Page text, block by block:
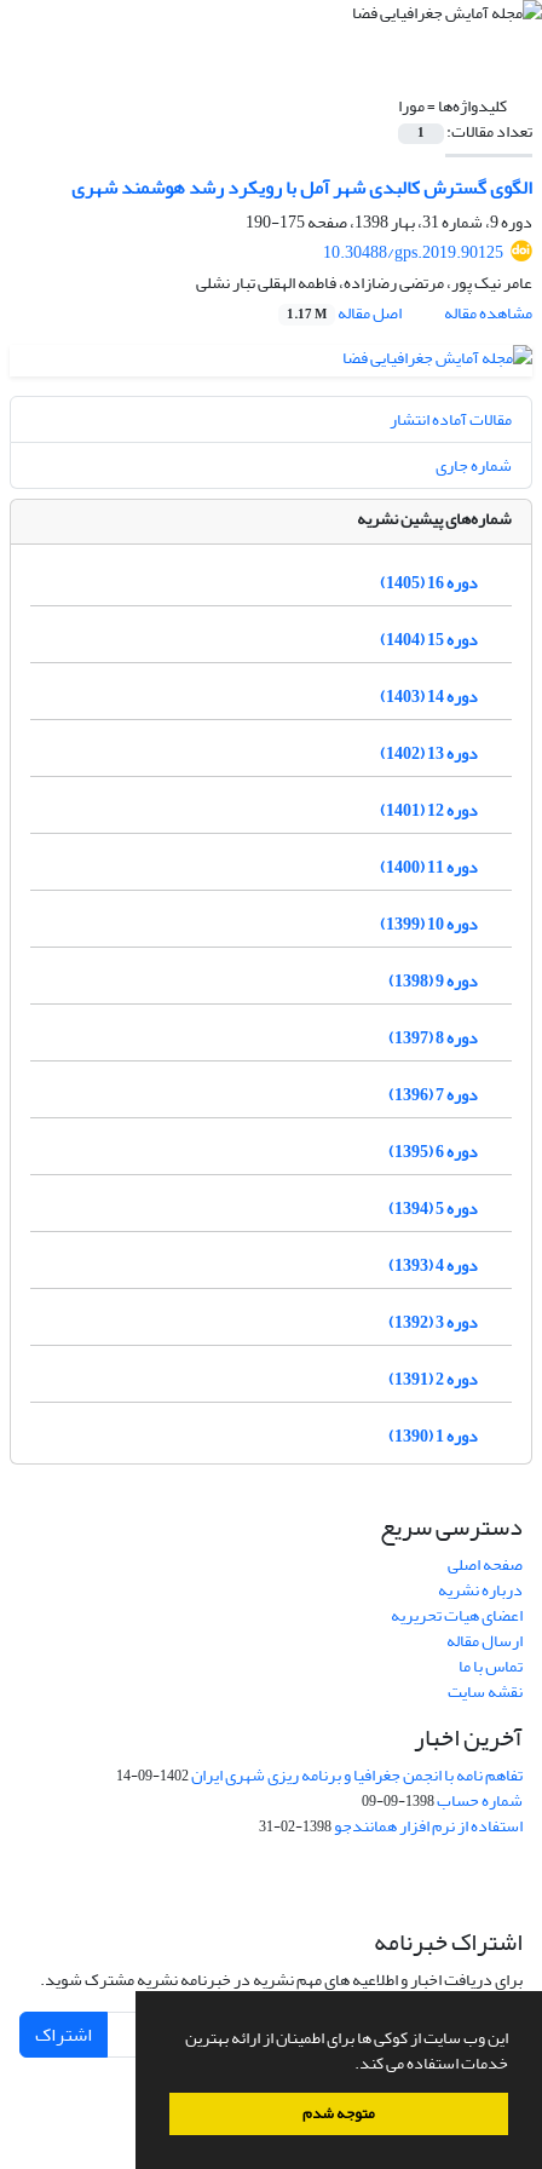
این وب سایت از کوکی ها برای اطمینان از ارائه بهترین
خدمات استفاده می کند.
متوجه شدم
کلیدواژه‌ها =مورا
تعداد مقالات: 1
الگوی گسترش کالبدی شهر آمل با رویکرد رشد هوشمند شهری
دوره 9، شماره 31، بهار 1398، صفحه
175-190
10.30488/gps.2019.90125
عامر نیک پور، مرتضی رضازاده، فاطمه الهقلی تبار نشلی
مشاهده مقاله
اصل مقاله 1.17 M
مقالات آماده انتشار
شماره جاری
شماره‌های پیشین نشریه
دوره 16 (1405)
دوره 15 (1404)
دوره 14 (1403)
دوره 13 (1402)
دوره 12 (1401)
دوره 11 (1400)
دوره 10 (1399)
دوره 9 (1398)
دوره 8 (1397)
دوره 7 (1396)
دوره 6 (1395)
دوره 5 (1394)
دوره 4 (1393)
دوره 3 (1392)
دوره 2 (1391)
دوره 1 (1390)
دسترسی سریع
صفحه اصلی
درباره نشریه
اعضای هیات تحریریه
ارسال مقاله
تماس با ما
نقشه سایت
آخرین اخبار
تفاهم نامه با انجمن جغرافیا و برنامه ریزی شهری ایران1402-09-14
شماره حساب1398-09-09
استفاده از نرم افزار همانندجو1398-02-31
اشتراک خبرنامه
برای دریافت اخبار و اطلاعیه های مهم نشریه در خبرنامه نشریه مشترک شوید.
اشتراک
سامانه مدیریت نشریات علمی.طراحی و پیاده سازی ازسیناوب